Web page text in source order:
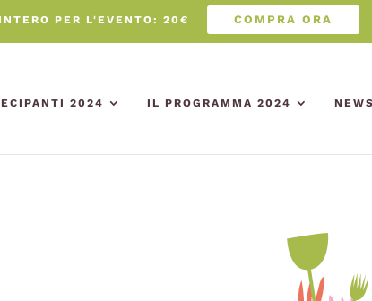
PER L'EVENTO: 20€ COMPRA ORA
2024 IL PROGRAMMA 2024 NEWS